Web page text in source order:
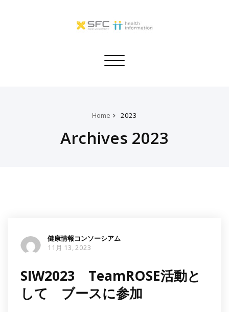
Toggle
Home 2023
Archives 2023
健康情報コンソーシアム
11月 13, 2023
SIW2023 TeamROSE活動と
して ブースに参加